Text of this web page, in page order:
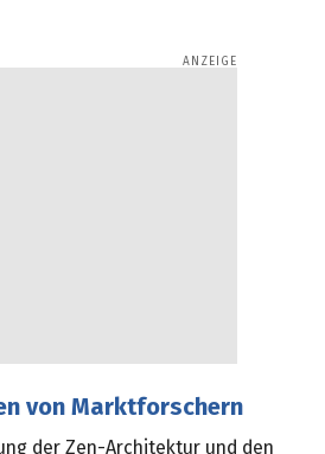
von Marktforschern
der Zen-Architektur und den